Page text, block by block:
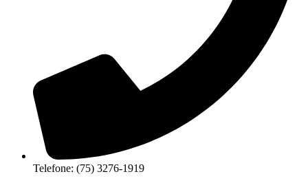
Telefone: (75) 3276-1919